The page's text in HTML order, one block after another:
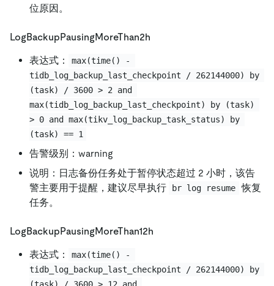
位原因。
LogBackupPausingMoreThan2h
表达式：
max(time() -
tidb_log_backup_last_checkpoint / 262144000) by
(task) / 3600 > 2 and
max(tidb_log_backup_last_checkpoint) by (task)
> 0 and max(tikv_log_backup_task_status) by
(task) == 1
告警级别：warning
说明：日志备份任务处于暂停状态超过 2 小时，该告
警主要用于提醒，建议尽早执行
br log resume 恢复
任务。
LogBackupPausingMoreThan12h
表达式：
max(time() -
tidb_log_backup_last_checkpoint / 262144000) by